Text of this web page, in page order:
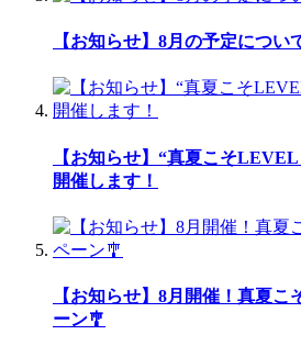
【お知らせ】8月の予定につい
【お知らせ】“真夏こそ
開催します！
【お知らせ】8月開催！真夏
ーン🎐